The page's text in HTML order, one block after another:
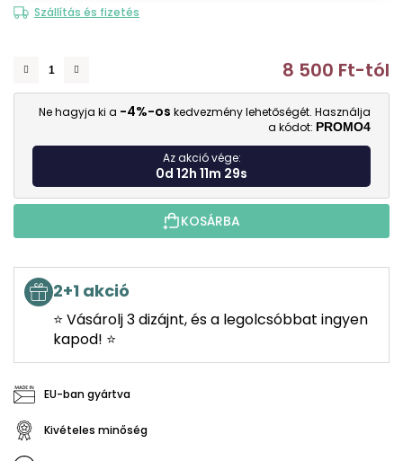
Szállítás és fizetés
8 500 Ft-tól
Ne hagyja ki a -4%-os kedvezmény lehetőségét. Használja
a kódot: PROMO4
Az akció vége:
0d 12h 11m 27s
KOSÁRBA
2+1 akció
⭐ Vásárolj 3 dizájnt, és a legolcsóbbat ingyen
kapod! ⭐
EU-ban gyártva
Kivételes minőség